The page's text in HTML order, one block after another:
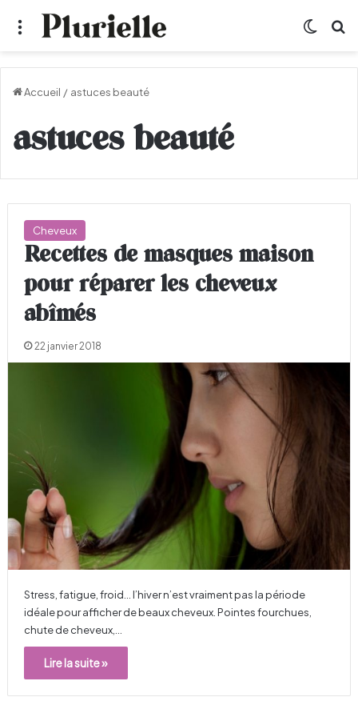
Menu
Accueil / astuces beauté
astuces beauté
Cheveux
Recettes de masques maison
pour réparer les cheveux
abîmés
22 janvier 2018
Stress, fatigue, froid… l’hiver n’est vraiment pas la période
idéale pour afficher de beaux cheveux. Pointes fourchues,
chute de cheveux,…
Lire la suite »